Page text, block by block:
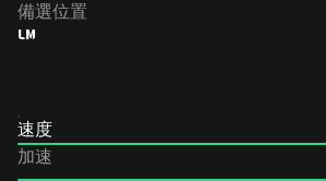
備選位置
LM
速度
加速